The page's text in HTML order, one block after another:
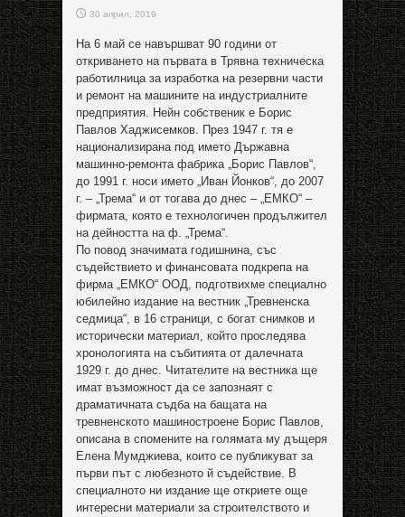
30 април, 2019
На 6 май се навършват 90 години от
откриването на първата в Трявна техническа
работилница за изработка на резервни части
и ремонт на машините на индустриалните
предприятия. Нейн собственик е Борис
Павлов Хаджисемков. През 1947 г. тя е
национализирана под името Държавна
машинно-ремонта фабрика „Борис Павлов“,
до 1991 г. носи името „Иван Йонков“, до 2007
г. – „Трема“ и от тогава до днес – „ЕМКО“ –
фирмата, която е технологичен продължител
на дейността на ф. „Трема“.
По повод значимата годишнина, със
съдействието и финансовата подкрепа на
фирма „ЕМКО“ ООД, подготвихме специално
юбилейно издание на вестник „Тревненска
седмица“, в 16 страници, с богат снимков и
исторически материал, който проследява
хронологията на събитията от далечната
1929 г. до днес. Читателите на вестника ще
имат възможност да се запознаят с
драматичната съдба на бащата на
тревненското машиностроене Борис Павлов,
описана в спомените на голямата му дъщеря
Елена Мумджиева, които се публикуват за
първи път с любезното й съдействие. В
специалното ни издание ще откриете още
интересни материали за строителството и